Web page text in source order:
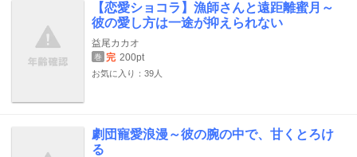
【恋愛ショコラ】漁師さんと遠距離蜜月～
彼の愛し方は一途が抑えられない
益尾カカオ
巻 完 200pt
お気に入り：39人
劇団寵愛浪漫～彼の腕の中で、甘くとろけ
る